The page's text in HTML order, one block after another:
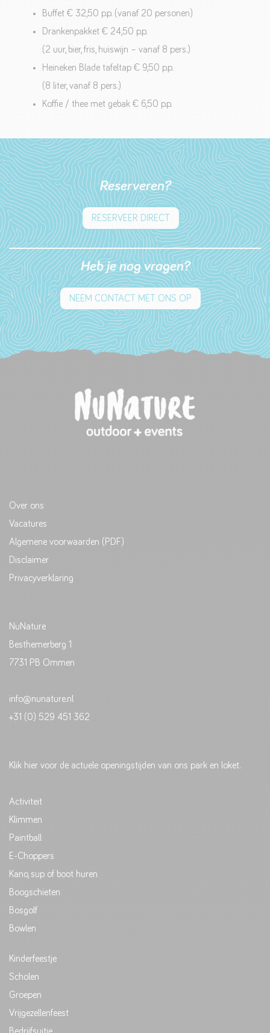
Buffet € 32,50 p.p. (vanaf 20 personen)
Drankenpakket € 24,50 p.p.
(2 uur, bier, fris, huiswijn – vanaf 8 pers.)
Heineken Blade tafeltap € 9,50 p.p.
(8 liter, vanaf 8 pers.)
Koffie / thee met gebak € 6,50 p.p.
Reserveren?
RESERVEER DIRECT
Heb je nog vragen?
NEEM CONTACT MET ONS OP
Over ons
Vacatures
Algemene voorwaarden (PDF)
Disclaimer
Privacyverklaring
NuNature
Besthemerberg 1
7731 PB Ommen
info@nunature.nl
+31 (0) 529 451 362
Klik hier voor de actuele openingstijden van ons park en loket.
Activiteit
Klimmen
Paintball
E-Choppers
Kano, sup of boot huren
Boogschieten
Bosgolf
Bowlen
Kinderfeestje
Scholen
Groepen
Vrijgezellenfeest